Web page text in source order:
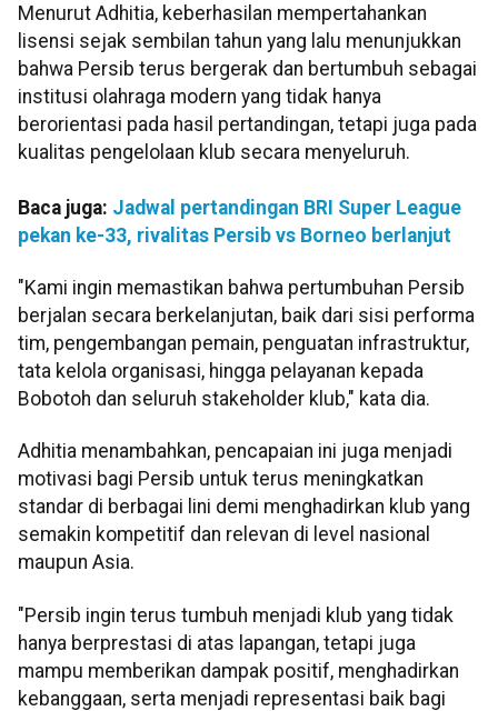
Menurut Adhitia, keberhasilan mempertahankan
lisensi sejak sembilan tahun yang lalu menunjukkan
bahwa Persib terus bergerak dan bertumbuh sebagai
institusi olahraga modern yang tidak hanya
berorientasi pada hasil pertandingan, tetapi juga pada
kualitas pengelolaan klub secara menyeluruh.
Baca juga: Jadwal pertandingan BRI Super League
pekan ke-33, rivalitas Persib vs Borneo berlanjut
"Kami ingin memastikan bahwa pertumbuhan Persib
berjalan secara berkelanjutan, baik dari sisi performa
tim, pengembangan pemain, penguatan infrastruktur,
tata kelola organisasi, hingga pelayanan kepada
Bobotoh dan seluruh stakeholder klub," kata dia.
Adhitia menambahkan, pencapaian ini juga menjadi
motivasi bagi Persib untuk terus meningkatkan
standar di berbagai lini demi menghadirkan klub yang
semakin kompetitif dan relevan di level nasional
maupun Asia.
"Persib ingin terus tumbuh menjadi klub yang tidak
hanya berprestasi di atas lapangan, tetapi juga
mampu memberikan dampak positif, menghadirkan
kebanggaan, serta menjadi representasi baik bagi